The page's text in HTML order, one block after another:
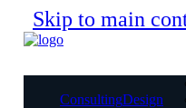
Skip to main
ConsultingDesign